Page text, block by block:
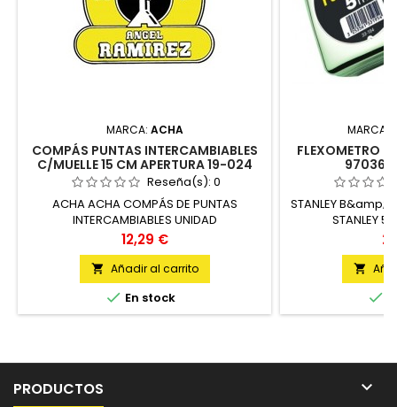
MARCA: ACHA
COMPÁS PUNTAS INTERCAMBIABLES
C/MUELLE 15 CM APERTURA 19-024
ACHAReseña(s): 0
ACHA ACHA COMPÁS DE PUNTAS
INTERCAMBIABLES UNIDAD
Precio
12,29 €
 Añadir al carrito
 En stock
MARCA:
FLEXOMETRO
97036/5
STANLEY
STANLEY 5


PRODUCTOS 